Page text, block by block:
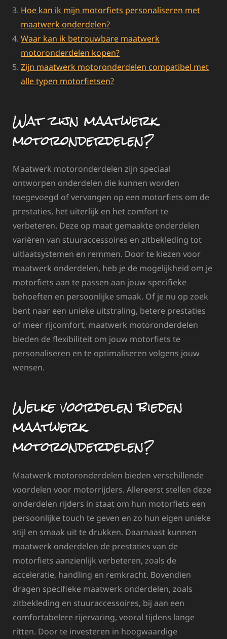
Hoe kan ik mijn motorfiets personaliseren met
maatwerk onderdelen?
Waar kan ik betrouwbare maatwerk
motoronderdelen kopen?
Zijn maatwerk motoronderdelen compatibel met
alle typen motorfietsen?
Wat zijn maatwerk
motoronderdelen?
Maatwerk motoronderdelen zijn speciaal
ontworpen onderdelen die kunnen worden
toegevoegd of vervangen op een motorfiets om de
prestaties, het uiterlijk en het comfort te
verbeteren. Deze op maat gemaakte onderdelen
variëren van stuuraccessoires en zitbekleding tot
uitlaatsystemen en remmen. Door te kiezen voor
maatwerk onderdelen, heb je de mogelijkheid om je
motorfiets aan te passen aan jouw specifieke
behoeften en persoonlijke smaak. Of je nu op zoek
bent naar een unieke uitstraling, betere prestaties
of meer rijcomfort, maatwerk motoronderdelen
bieden de flexibiliteit om jouw motorfiets te
personaliseren en te optimaliseren volgens jouw
wensen.
Welke voordelen bieden
maatwerk
motoronderdelen?
Maatwerk motoronderdelen bieden verschillende
voordelen voor motorrijders. Allereerst stellen deze
onderdelen rijders in staat om hun motorfiets een
persoonlijke touch te geven en zo hun eigen unieke
stijl en smaak uit te drukken. Daarnaast kunnen
maatwerk onderdelen de prestaties van de
motorfiets aanzienlijk verbeteren, zoals de
acceleratie, handling en remkracht. Bovendien
dragen specifieke maatwerk onderdelen, zoals
zitbekleding en stuuraccessoires, bij aan een
comfortabelere rijervaring, vooral tijdens lange
ritten. Door te investeren in hoogwaardige